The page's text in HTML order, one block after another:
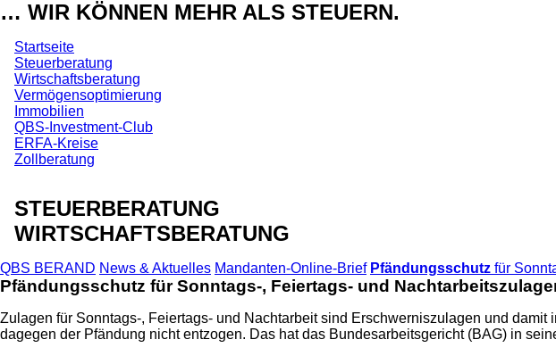
… WIR KÖNNEN MEHR ALS STEUERN.
Startseite
Steuerberatung
Wirtschaftsberatung
Vermögensoptimierung
Immobilien
QBS-Investment-Club
ERFA-Kreise
Zollberatung
STEUERBERATUNG
WIRTSCHAFTSBERATUNG
QBS BERAND News & Aktuelles Mandanten-Online-Brief Pfändungsschutz für
Pfändungsschutz für Sonntags-, Feiertags- und
Zulagen für Sonntags-, Feiertags- und Nachtarbeit sind Erschwerniszulagen und
dagegen der Pfändung nicht entzogen. Das hat das Bundesarbeitsgericht (BAG) in